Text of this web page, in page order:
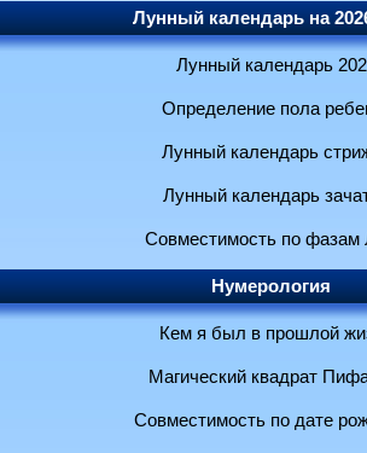
Лунный календарь на
Лунный календарь
Определение пола
Лунный календарь
Лунный календарь
Совместимость по фазам
Нумерология
Кем я был в прошлой
Магический квадрат
Совместимость по дате